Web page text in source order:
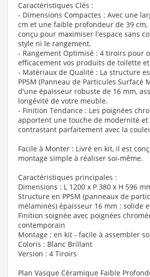
Caractéristiques Clés :
- Dimensions Compactes : Avec une
cm et une faible profondeur de 39 cm,
conçu pour maximiser l'espace sans
style ni le rangement.
- Rangement Optimisé : 4 tiroirs pour
efficacement vos produits de toilette
- Matériaux de Qualité : La structure
PPSM (Panneau de Particules Surfacé
d'une épaisseur robuste de 16 mm,
longévité de votre meuble.
- Finition Tendance : Les poignées
apportent une touche de modernité
contrastant parfaitement avec la
Facile à Monter : Livré en kit, il est
montage simple à réaliser soi-même.
Caractéristiques principales :
Dimensions : L 1200 x P 380 x H 596
Structure en PPSM (panneaux de
mélaminés) épaisseur 16 mm : solide
Finition soignée avec poignées
contemporain
Montage : en kit - facile à assembler
Coloris : Blanc Brillant
Version : 4 Tiroirs
Plan Vasque Céramique Faible